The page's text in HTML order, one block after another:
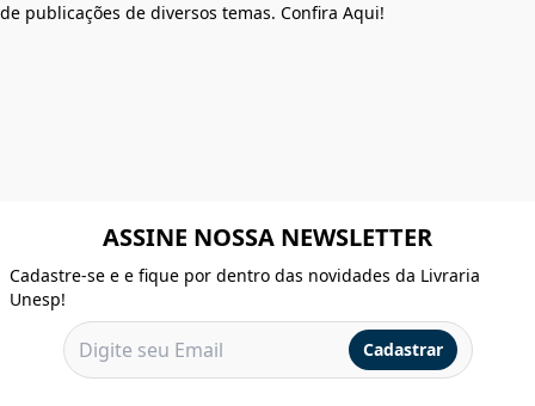
de publicações de diversos temas. Confira Aqui!
ASSINE NOSSA NEWSLETTER
Cadastre-se e e fique por dentro das novidades da Livraria
Unesp!
Cadastrar